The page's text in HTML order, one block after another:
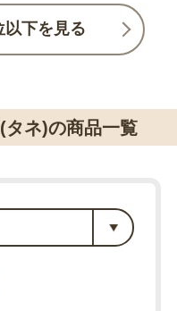
以下を見る
タネ)の商品一覧